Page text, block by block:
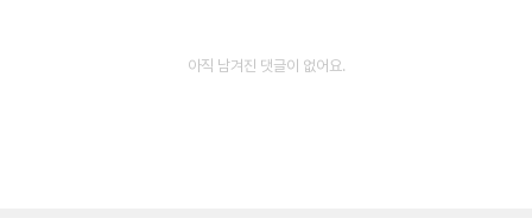
아직 남겨진 댓글이 없어요.